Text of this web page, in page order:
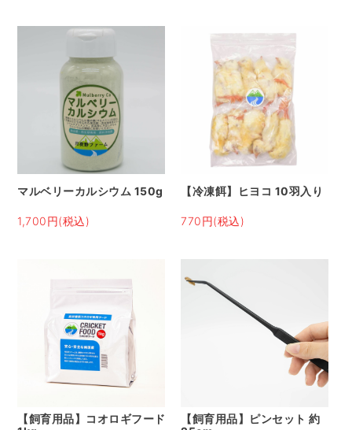
マルベリーカルシウム 150g
1,700円(税込)
【冷凍餌】ヒヨコ 10羽入り
770円(税込)
【飼育用品】コオロギフード
【飼育用品】ピンセット 約